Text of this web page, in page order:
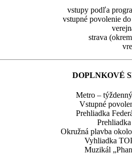
vstupy podľa
vstupné povolenie
strava
DOPLNKOVÉ
Metro –
Vstupné
Prehliadka
Okružná plavba
Vyhliadka
Muzikál